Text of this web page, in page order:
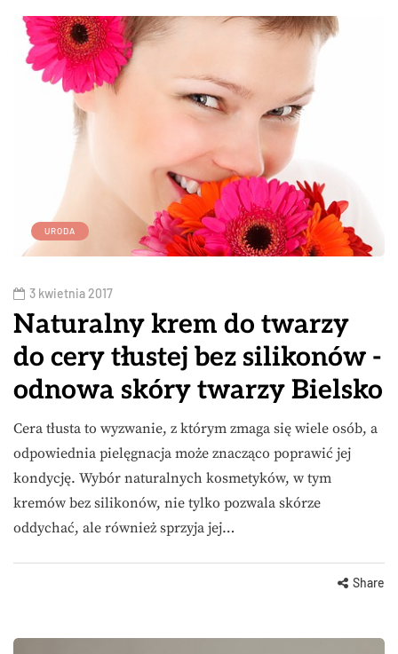
URODA
3 kwietnia 2017
Naturalny krem do twarzy
do cery tłustej bez silikonów -
odnowa skóry twarzy Bielsko
Cera tłusta to wyzwanie, z którym zmaga się wiele osób, a
odpowiednia pielęgnacja może znacząco poprawić jej
kondycję. Wybór naturalnych kosmetyków, w tym
kremów bez silikonów, nie tylko pozwala skórze
oddychać, ale również sprzyja jej…
Share